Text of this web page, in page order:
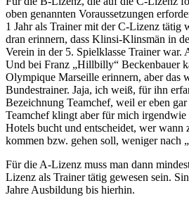
oben genannten Voraussetzungen
1 Jahr als Trainer mit der C-Lizenz tätig
dran erinnern, dass Klinsi-Klinsmän in
Verein in der 5. Spielklasse Trainer
Und bei Franz „Hillbilly“ Beckenbauer
Olympique Marseille erinnern, aber das
Bundestrainer. Jaja, ich weiß, für ihn
Bezeichnung Teamchef, weil er eben
Teamchef klingt aber für mich irgendwie
Hotels bucht und entscheidet, wer wann
kommen bzw. gehen soll, weniger nach
Für die A-Lizenz muss man dann
Lizenz als Trainer tätig gewesen sein.
Jahre Ausbildung bis hierhin.